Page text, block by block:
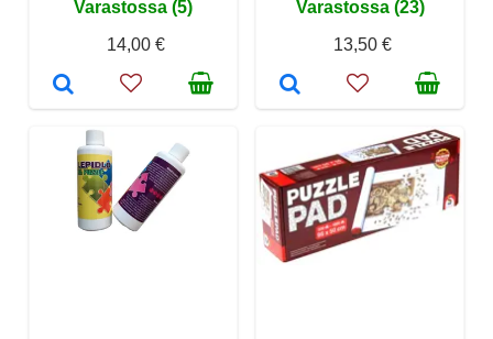
Varastossa (5)
14,00 €
Varastossa (23)
13,50 €